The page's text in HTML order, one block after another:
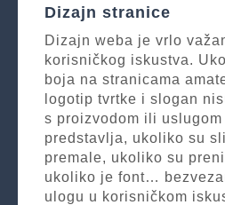
Dizajn stranice
Dizajn weba je vrlo
korisničkog iskustva.
boja na stranicama
logotip tvrtke i slogan
s proizvodom ili uslugom
predstavlja, ukoliko su
premale, ukoliko su
ukoliko je font…
ulogu u korisničkom